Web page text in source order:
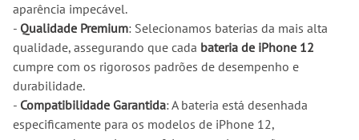
aparência impecável.
- Qualidade Premium: Selecionamos baterias da mais alta
qualidade, assegurando que cada bateria de iPhone 12
cumpre com os rigorosos padrões de desempenho e
durabilidade.
- Compatibilidade Garantida: A bateria está desenhada
especificamente para os modelos de iPhone 12,